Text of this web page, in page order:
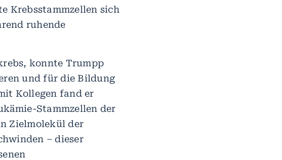
Krebsstammzellen sich
ruhende
konnte Trumpp
und für die Bildung
Kollegen fand er
Stammzellen der
Zielmolekül der
– dieser